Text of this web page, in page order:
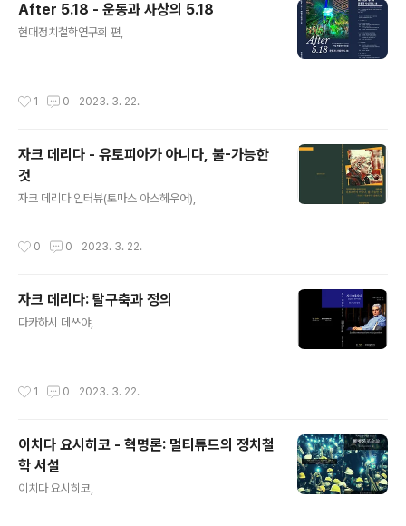
After 5.18 - 운동과 사상의 5.18
현대정치철학연구회 편,
1 0 2023. 3. 22.
자크 데리다 - 유토피아가 아니다, 불-가능한
것
자크 데리다 인터뷰(토마스 아스헤우어),
0 0 2023. 3. 22.
자크 데리다: 탈구축과 정의
다카하시 데쓰야,
1 0 2023. 3. 22.
이치다 요시히코 - 혁명론: 멀티튜드의 정치철
학 서설
이치다 요시히코,